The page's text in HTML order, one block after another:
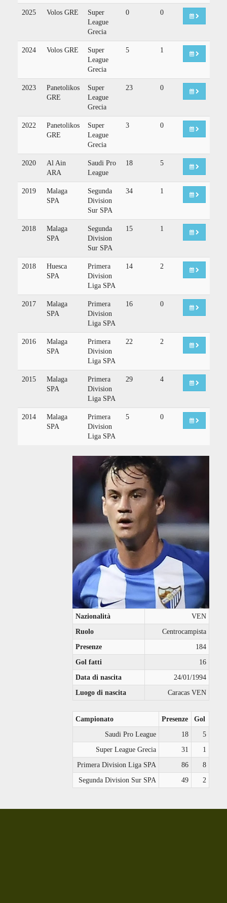
2025 Volos GRE
Super
League
Grecia
0 0
2024 Volos GRE
Super
League
Grecia
5 1
2023
Panetolikos
GRE
Super
League
Grecia
23 0
2022
Panetolikos
GRE
Super
League
Grecia
3 0
2020
Al Ain
ARA
Saudi Pro
League
18 5
2019
Malaga
SPA
Segunda
Division
Sur SPA
34 1
2018
Malaga
SPA
Segunda
Division
Sur SPA
15 1
2018
Huesca
SPA
Primera
Division
Liga SPA
14 2
2017
Malaga
SPA
Primera
Division
Liga SPA
16 0
2016
Malaga
SPA
Primera
Division
Liga SPA
22 2
2015
Malaga
SPA
Primera
Division
Liga SPA
29 4
2014
Malaga
SPA
Primera
Division
Liga SPA
5 0
Nazionalità
VEN
Ruolo
Centrocampista
Presenze
184
Gol fatti
16
Data di nascita
24/01/1994
Luogo di nascita
Caracas VEN
Campionato Presenze
Gol
Saudi Pro League
18
5
Super League Grecia
31
1
Primera Division Liga SPA
86
8
Segunda Division Sur SPA
49 2